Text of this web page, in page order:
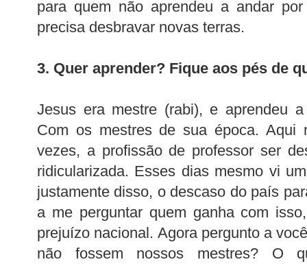
para quem não aprendeu a andar
precisa desbravar novas terras.
3. Quer aprender? Fique aos pés de
Jesus era mestre (rabi), e aprendeu
Com os mestres de sua época. Aqui
vezes, a profissão de professor ser
ridicularizada. Esses dias mesmo vi
justamente disso, o descaso do país
a me perguntar quem ganha com
prejuízo nacional. Agora pergunto a
não fossem nossos mestres? O